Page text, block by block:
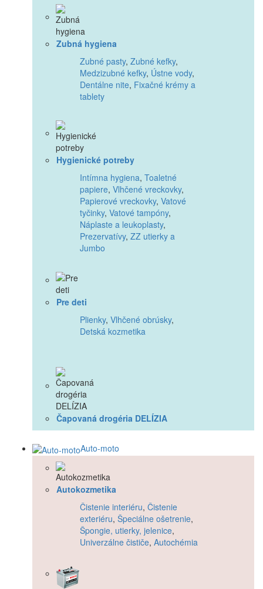
Zubná hygiena
Zubné pasty, Zubné kefky,
Medzizubné kefky, Ústne vody,
Dentálne nite, Fixačné krémy a
tablety
Hygienické potreby
Intímna hygiena, Toaletné
papiere, Vlhčené vreckovky,
Papierové vreckovky, Vatové
tyčinky, Vatové tampóny,
Náplaste a leukoplasty,
Prezervatívy, ZZ utierky a
Jumbo
Pre deti
Plienky, Vlhčené obrúsky,
Detská kozmetika
Čapovaná drogéria DELÍZIA
Auto-moto
Autokozmetika
Čistenie interiéru, Čistenie
exteriéru, Špeciálne ošetrenie,
Špongie, utierky, jelenice,
Univerzálne čističe, Autochémia